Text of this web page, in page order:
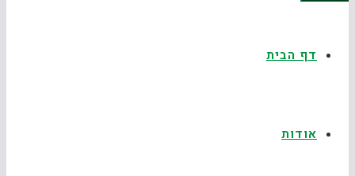
דף הבית
אודות